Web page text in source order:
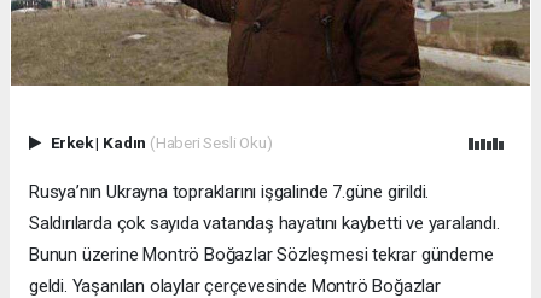
Erkek| Kadın (Haberi Sesli Oku)
Rusya’nın Ukrayna topraklarını işgalinde 7.güne girildi.
Saldırılarda çok sayıda vatandaş hayatını kaybetti ve yaralandı.
Bunun üzerine Montrö Boğazlar Sözleşmesi tekrar gündeme
geldi. Yaşanılan olaylar çerçevesinde Montrö Boğazlar